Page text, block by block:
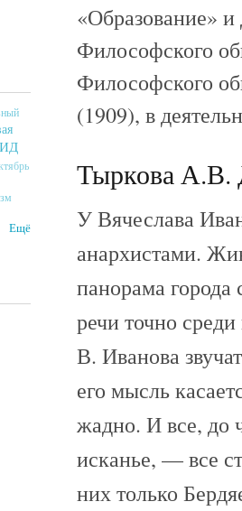
Ещё
«Образование»
Философского
Философского
(1909), в
Тыркова А.В.
У Вячеслава
анархистами.
панорама
речи точно
В. Иванова
его мысль
жадно. И все, до
исканье, — все
них только